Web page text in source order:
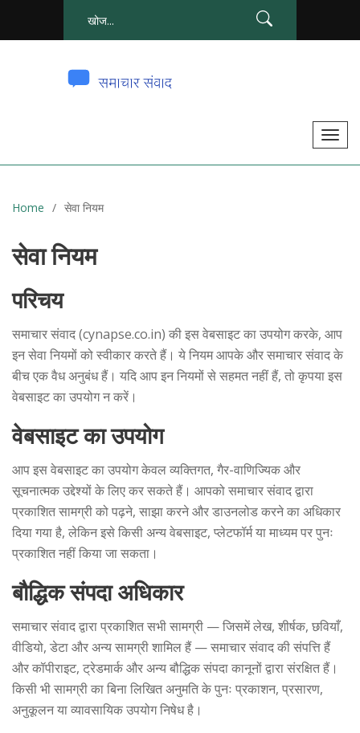
टॉ
र
ना
Home सेवा नियम
सेवा नियम
परिचय
समाचार संवाद (cynapse.co.in) की इस वेबसाइट का उपयोग करके, आप
इन सेवा नियमों को स्वीकार करते हैं। ये नियम आपके और समाचार संवाद के
बीच एक वैध अनुबंध हैं। यदि आप इन नियमों से सहमत नहीं हैं, तो कृपया इस
वेबसाइट का उपयोग न करें।
वेबसाइट का उपयोग
आप इस वेबसाइट का उपयोग केवल व्यक्तिगत, गैर-वाणिज्यिक और
सूचनात्मक उद्देश्यों के लिए कर सकते हैं। आपको समाचार संवाद द्वारा
प्रकाशित सामग्री को पढ़ने, साझा करने और डाउनलोड करने का अधिकार
दिया गया है, लेकिन इसे किसी अन्य वेबसाइट, प्लेटफॉर्म या माध्यम पर पुनः
प्रकाशित नहीं किया जा सकता।
बौद्धिक संपदा अधिकार
समाचार संवाद द्वारा प्रकाशित सभी सामग्री — जिसमें लेख, शीर्षक, छवियाँ,
वीडियो, डेटा और अन्य सामग्री शामिल हैं — समाचार संवाद की संपत्ति हैं
और कॉपीराइट, ट्रेडमार्क और अन्य बौद्धिक संपदा कानूनों द्वारा संरक्षित हैं।
किसी भी सामग्री का बिना लिखित अनुमति के पुनः प्रकाशन, प्रसारण,
अनुकूलन या व्यावसायिक उपयोग निषेध है।